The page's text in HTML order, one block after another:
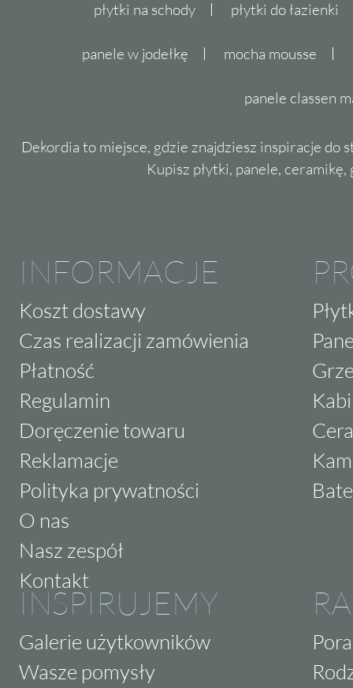
płytki na schody płytki do łazienki
panele w jodełkę mocha mousse
panele classen
Dekordia to miejsce, gdzie znajdziesz inspiracje do
Kupisz płytki, panele,
INFORMACJE
Koszt dostawy
Czas realizacji zamówienia
Płatność
Regulamin
Doręczenie towaru
Reklamacje
Polityka prywatności
O nas
Nasz zespół
Kontakt
INSPIRUJEMY
Galerie użytkowników
Wasze pomysły